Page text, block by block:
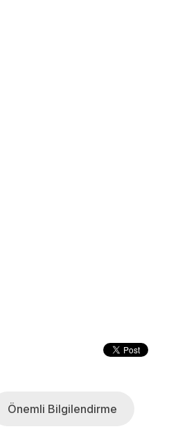
Önemli Bilgilendirme